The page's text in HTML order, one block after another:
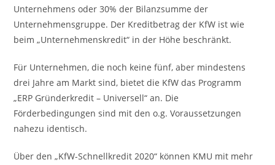
Unternehmens oder 30% der Bilanzsumme der
Unternehmensgruppe. Der Kreditbetrag der KfW ist wie
beim „Unternehmenskredit“ in der Höhe beschränkt.
Für Unternehmen, die noch keine fünf, aber mindestens
drei Jahre am Markt sind, bietet die KfW das Programm
„ERP Gründerkredit – Universell“ an. Die
Förderbedingungen sind mit den o.g. Voraussetzungen
nahezu identisch.
Über den „KfW-Schnellkredit 2020“ können KMU mit mehr